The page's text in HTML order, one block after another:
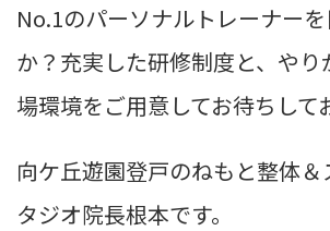
No.1のパーソナルトレーナー
か？充実した研修制度と、やり
場環境をご用意してお待ちして
向ケ丘遊園登戸のねもと整体＆
タジオ院長根本です。